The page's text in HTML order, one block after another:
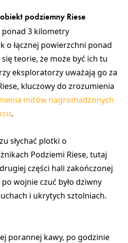
podziemny Riese
ponad 3 kilometry
o łącznej powierzchni ponad
teorie, że może być ich tu
eksploratorzy uważają go za
kluczowy do zrozumienia
mitów nagromadzonych
.
słychać plotki o
Podziemi Riese, tutaj
części hali zakończonej
wojnie czuć było dziwny
i ukrytych sztolniach.
porannej kawy, po godzinie